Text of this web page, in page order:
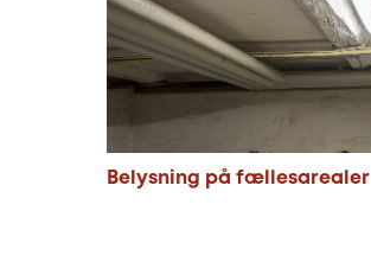
Belysning på fællesarealer